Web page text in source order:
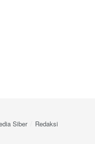
Siber Redaksi